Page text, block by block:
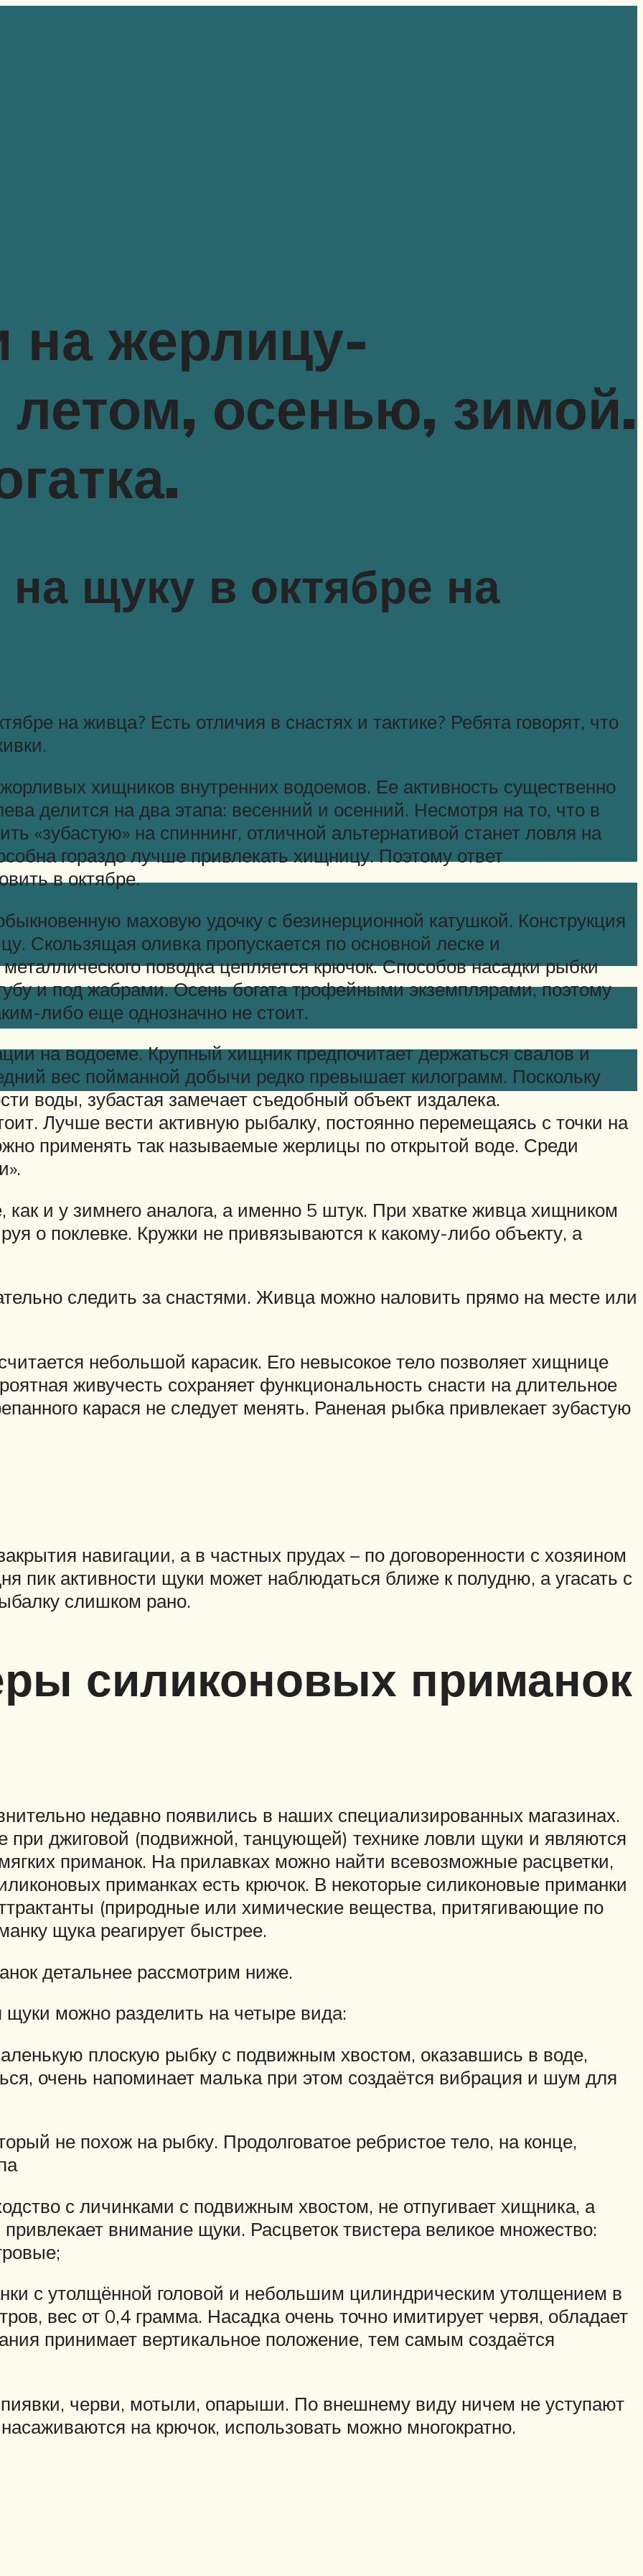
на жерлицу-
летом, осенью, зимой.
щуку в октябре на
на живца? Есть отличия в снастях и тактике? Ребята говорят, что
хищников внутренних водоемов. Ее активность существенно
делится на два этапа: весенний и осенний. Несмотря на то, что в
«зубастую» на спиннинг, отличной альтернативой станет ловля на
гораздо лучше привлекать хищницу. Поэтому ответ
в октябре.
маховую удочку с безинерционной катушкой. Конструкция
Скользящая оливка пропускается по основной леске и
поводка цепляется крючок. Способов насадки рыбки
и под жабрами. Осень богата трофейными экземплярами, поэтому
либо еще однозначно не стоит.
на водоеме. Крупный хищник предпочитает держаться свалов и
вес пойманной добычи редко превышает килограмм. Поскольку
воды, зубастая замечает съедобный объект издалека.
Лучше вести активную рыбалку, постоянно перемещаясь с точки на
применять так называемые жерлицы по открытой воде. Среди
как и у зимнего аналога, а именно 5 штук. При хватке живца хищником
о поклевке. Кружки не привязываются к какому-либо объекту, а
следить за снастями. Живца можно наловить прямо на месте или
небольшой карасик. Его невысокое тело позволяет хищнице
живучесть сохраняет функциональность снасти на длительное
карася не следует менять. Раненая рыбка привлекает зубастую
навигации, а в частных прудах – по договоренности с хозяином
пик активности щуки может наблюдаться ближе к полудню, а угасать с
слишком рано.
силиконовых приманок
недавно появились в наших специализированных магазинах.
джиговой (подвижной, танцующей) технике ловли щуки и являются
приманок. На прилавках можно найти всевозможные расцветки,
приманках есть крючок. В некоторые силиконовые приманки
(природные или химические вещества, притягивающие по
щука реагирует быстрее.
детальнее рассмотрим ниже.
можно разделить на четыре вида:
плоскую рыбку с подвижным хвостом, оказавшись в воде,
очень напоминает малька при этом создаётся вибрация и шум для
не похож на рыбку. Продолговатое ребристое тело, на конце,
с личинками с подвижным хвостом, не отпугивает хищника, а
внимание щуки. Расцветок твистера великое множество:
с утолщённой головой и небольшим цилиндрическим утолщением в
вес от 0,4 грамма. Насадка очень точно имитирует червя, обладает
принимает вертикальное положение, тем самым создаётся
черви, мотыли, опарыши. По внешнему виду ничем не уступают
на крючок, использовать можно многократно.